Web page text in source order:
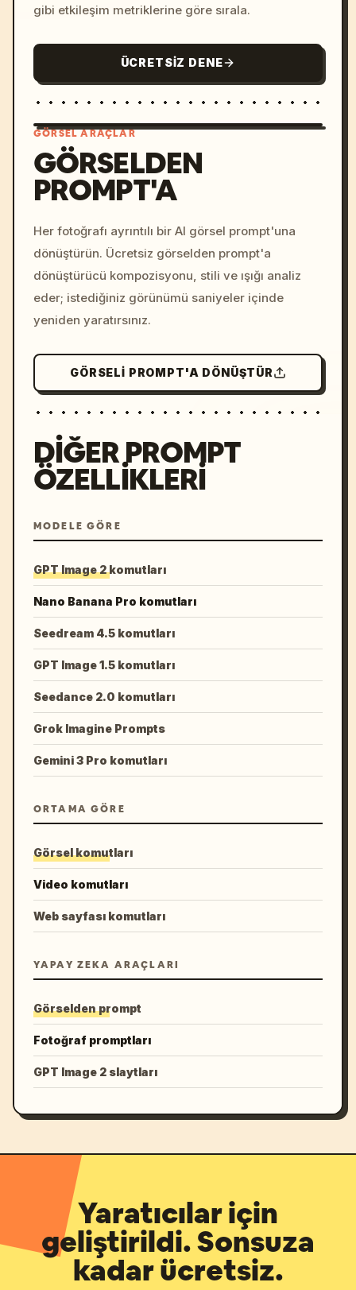
gibi etkileşim metriklerine göre sırala.
ÜCRETSIZ DENE
colors, 8k --v 6.0
GÖRSEL ARAÇLAR
GÖRSELDEN
PROMPT'A
Her fotoğrafı ayrıntılı bir AI görsel prompt'una
dönüştürün. Ücretsiz görselden prompt'a
dönüştürücü kompozisyonu, stili ve ışığı analiz
eder; istediğiniz görünümü saniyeler içinde
yeniden yaratırsınız.
GÖRSELI PROMPT'A DÖNÜŞTÜR
DIĞER PROMPT
ÖZELLIKLERI
MODELE GÖRE
GPT Image 2 komutları
Nano Banana Pro komutları
Seedream 4.5 komutları
GPT Image 1.5 komutları
Seedance 2.0 komutları
Grok Imagine Prompts
Gemini 3 Pro komutları
ORTAMA GÖRE
Görsel komutları
Video komutları
Web sayfası komutları
YAPAY ZEKA ARAÇLARI
Görselden prompt
Fotoğraf promptları
GPT Image 2 slaytları
Yaratıcılar için
geliştirildi. Sonsuza
kadar ücretsiz.